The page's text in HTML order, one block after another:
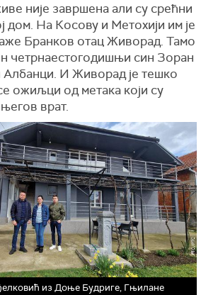
није завршена али су срећни
дом. На Косову и Метохији им је
Бранков отац Живорад. Тамо
четрнаестогодишњи син Зоран
Албанци. И Живорад је тешко
ожиљци од метака који су
врат.
из Доње Будриге, Гњилане